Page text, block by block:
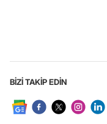
BİZİ TAKİP EDİN